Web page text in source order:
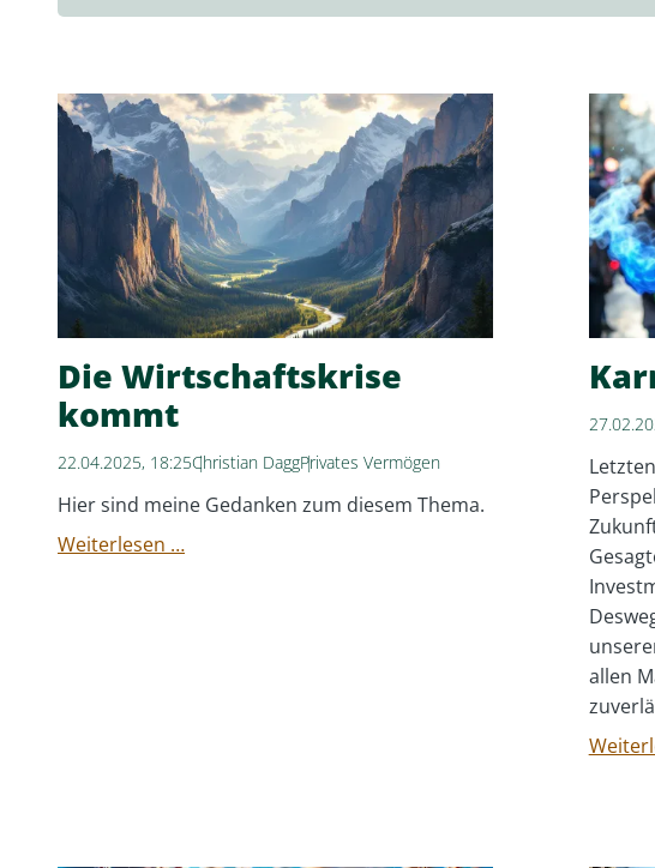
einklappen
Die Wirtschaftskrise
kommt
22.04.2025, 18:25Christian DaggPrivates Vermögen
Hier sind meine Gedanken zum diesem Thema.
Weiterlesen …Die
allen